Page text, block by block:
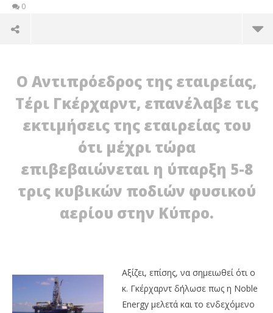
0
NOW VIEWING
Noble Energy: Πλούσια κοιτάσματα στην Κύπρο
EnergyIn
Ο Αντιπρόεδρος της εταιρείας,
Τέρι Γκέρχαρντ, επανέλαβε τις
εκτιμήσεις της εταιρείας του
ότι μέχρι τώρα
επιβεβαιώνεται η ύπαρξη 5-8
τρις κυβικών ποδιών φυσικού
αερίου στην Κύπρο.
Αξίζει, επίσης, να σημειωθεί ότι ο
κ. Γκέρχαρντ δήλωσε πως η Noble
Energy μελετά και το ενδεχόμενο